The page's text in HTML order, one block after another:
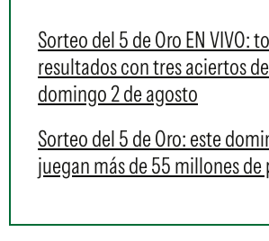
Sorteo del 5 de Oro EN VIVO:
resultados con tres aciertos
domingo 2 de agosto
Sorteo del 5 de Oro: este
juegan más de 55 millones de